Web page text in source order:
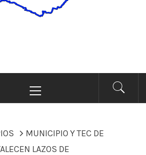
NOTICIAS
Noticias
principal
MUNICIPIO Y TEC DE
LAZOS DE